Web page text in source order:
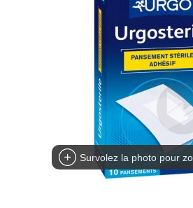
Homme
Visage
Survolez la photo pour